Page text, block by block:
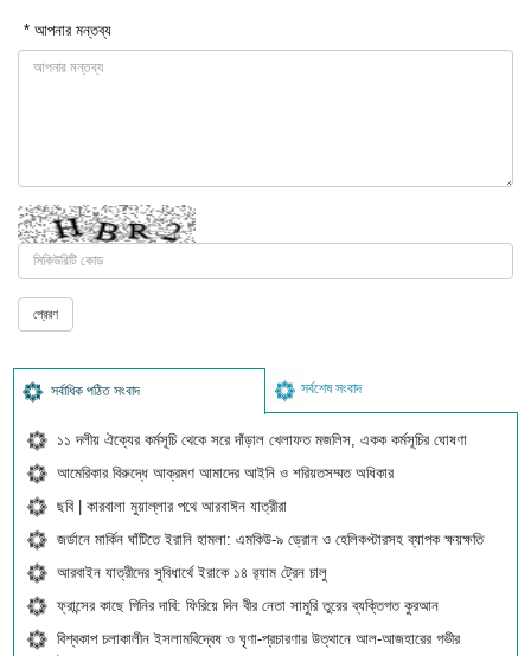
* আপনার মন্তব্য
সর্বাধিক পঠিত সংবাদ সর্বশেষ সংবাদ
১১ দলীয় ঐক্যের কর্মসূচি থেকে সরে দাঁড়াল খেলাফত মজলিস, একক কর্মসূচির ঘোষণা
আমেরিকার বিরুদ্ধে আক্রমণ আমাদের আইনি ও শরিয়তসম্মত অধিকার
ছবি | কারবালা মুয়াল্লার পথে আরবাঈন যাত্রীরা
জর্ডানে মার্কিন ঘাঁটিতে ইরানি হামলা: এমকিউ-৯ ড্রোন ও হেলিকপ্টারসহ ব্যাপক ক্ষয়ক্ষতি
আরবাইন যাত্রীদের সুবিধার্থে ইরাকে ১৪ র‍্যাম ট্রেন চালু
ফ্রান্সের কাছে গিনির দাবি: ফিরিয়ে দিন বীর নেতা সামুরি তুরের ব্যক্তিগত কুরআন
বিশ্বকাপ চলাকালীন ইসলামবিদ্বেষ ও ঘৃণা-প্রচারণার উত্থানে আল-আজহারের গভীর